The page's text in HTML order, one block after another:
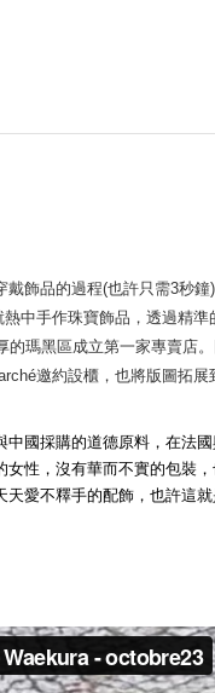
戴飾品的過程(也許只需3秒
中手作珠寶飾品，透過精準
的瑪黑區成立第一家專賣店
邀約設櫃，也將版圖拓展
中國採購的道德原料，在法
性，沒有華而不實的包裝
愛不釋手的配飾，也許這就